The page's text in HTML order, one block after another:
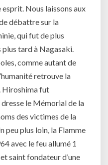
esprit. Nous laissons aux
débattre sur la
qui fut de plus
tard à Nagasaki.
comme autant de
retrouve la
Hiroshima fut
le Mémorial de la
des victimes de la
peu plus loin, la Flamme
avec le feu allumé 1
saint fondateur d’une